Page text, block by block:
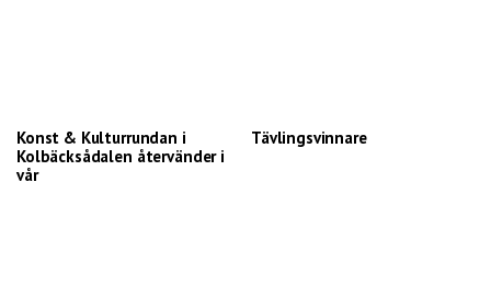
Konst & Kulturrundan i
Kolbäcksådalen återvänder i
vår
Tävlingsvinnare